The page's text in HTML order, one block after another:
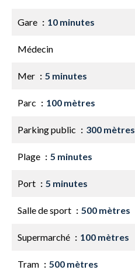
Gare 10 minutes
Médecin
Mer 5 minutes
Parc 100 mètres
Parking public 300 mètres
Plage 5 minutes
Port 5 minutes
Salle de sport 500 mètres
Supermarché 100 mètres
Tram 500 mètres